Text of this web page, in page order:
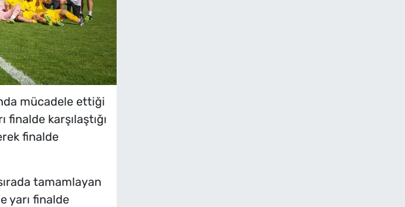
mücadele ettiği
finalde karşılaştığı
finalde
tamamlayan
yarı finalde